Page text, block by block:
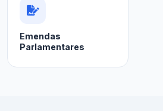
Emendas
Parlamentares